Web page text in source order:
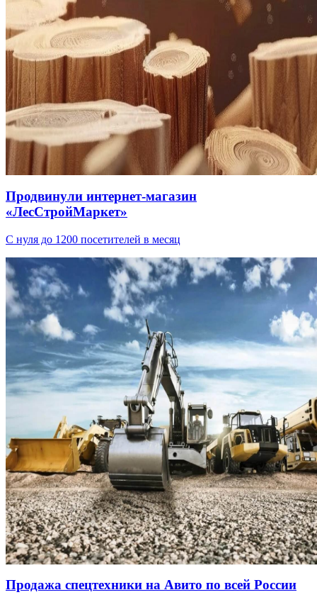
Продвинули интернет-магазин
«ЛесСтройМаркет»
С нуля до 1200 посетителей в месяц
Продажа спецтехники на Авито по всей России